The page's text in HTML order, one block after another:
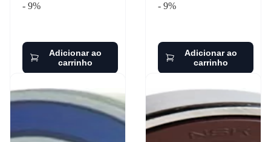
- 9%
Adicionar ao
carrinho
- 9%
Adicionar ao
carrinho